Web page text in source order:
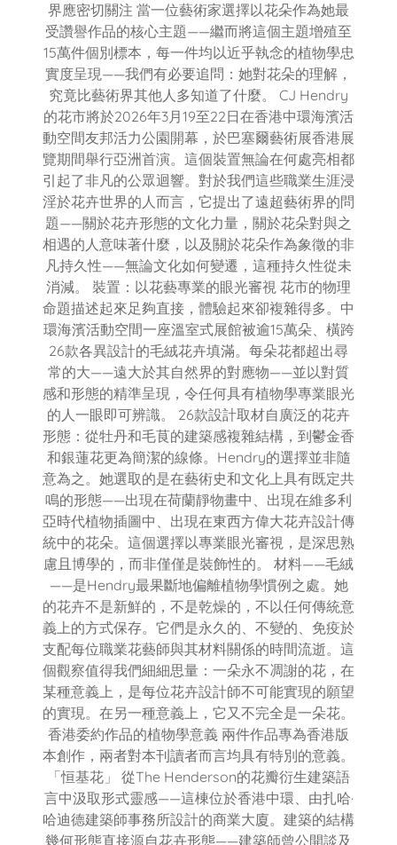
界應密切關注 當一位藝術家選擇以花朵作為她最
受讚譽作品的核心主題——繼而將這個主題增殖至
15萬件個別標本，每一件均以近乎執念的植物學忠
實度呈現——我們有必要追問：她對花朵的理解，
究竟比藝術界其他人多知道了什麼。 CJ Hendry
的花市將於2026年3月19至22日在香港中環海濱活
動空間友邦活力公園開幕，於巴塞爾藝術展香港展
覽期間舉行亞洲首演。這個裝置無論在何處亮相都
引起了非凡的公眾迴響。對於我們這些職業生涯浸
淫於花卉世界的人而言，它提出了遠超藝術界的問
題——關於花卉形態的文化力量，關於花朵對與之
相遇的人意味著什麼，以及關於花朵作為象徵的非
凡持久性——無論文化如何變遷，這種持久性從未
消減。 裝置：以花藝專業的眼光審視 花市的物理
命題描述起來足夠直接，體驗起來卻複雜得多。中
環海濱活動空間一座溫室式展館被逾15萬朵、橫跨
26款各異設計的毛絨花卉填滿。每朵花都超出尋
常的大——遠大於其自然界的對應物——並以對質
感和形態的精準呈現，令任何具有植物學專業眼光
的人一眼即可辨識。 26款設計取材自廣泛的花卉
形態：從牡丹和毛茛的建築感複雜結構，到鬱金香
和銀蓮花更為簡潔的線條。Hendry的選擇並非隨
意為之。她選取的是在藝術史和文化上具有既定共
鳴的形態——出現在荷蘭靜物畫中、出現在維多利
亞時代植物插圖中、出現在東西方偉大花卉設計傳
統中的花朵。這個選擇以專業眼光審視，是深思熟
慮且博學的，而非僅僅是裝飾性的。 材料——毛絨
——是Hendry最果斷地偏離植物學慣例之處。她
的花卉不是新鮮的，不是乾燥的，不以任何傳統意
義上的方式保存。它們是永久的、不變的、免疫於
支配每位職業花藝師與其材料關係的時間流逝。這
個觀察值得我們細細思量：一朵永不凋謝的花，在
某種意義上，是每位花卉設計師不可能實現的願望
的實現。在另一種意義上，它又不完全是一朵花。
香港委約作品的植物學意義 兩件作品專為香港版
本創作，兩者對本刊讀者而言均具有特別的意義。
「恒基花」 從The Henderson的花瓣衍生建築語
言中汲取形式靈感——這棟位於香港中環、由扎哈·
哈迪德建築師事務所設計的商業大廈。建築的結構
幾何形態直接源自花卉形態——建築師曾公開談及